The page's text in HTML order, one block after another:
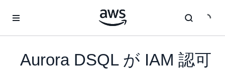
Aurora DSQL が IAM 認可